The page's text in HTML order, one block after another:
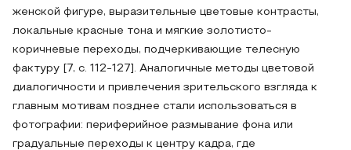
женской фигуре, выразительные цветовые контрасты,
локальные красные тона и мягкие золотисто-
коричневые переходы, подчеркивающие телесную
фактуру [7, с. 112-127]. Аналогичные методы цветовой
диалогичности и привлечения зрительского взгляда к
главным мотивам позднее стали использоваться в
фотографии: периферийное размывание фона или
градуальные переходы к центру кадра, где